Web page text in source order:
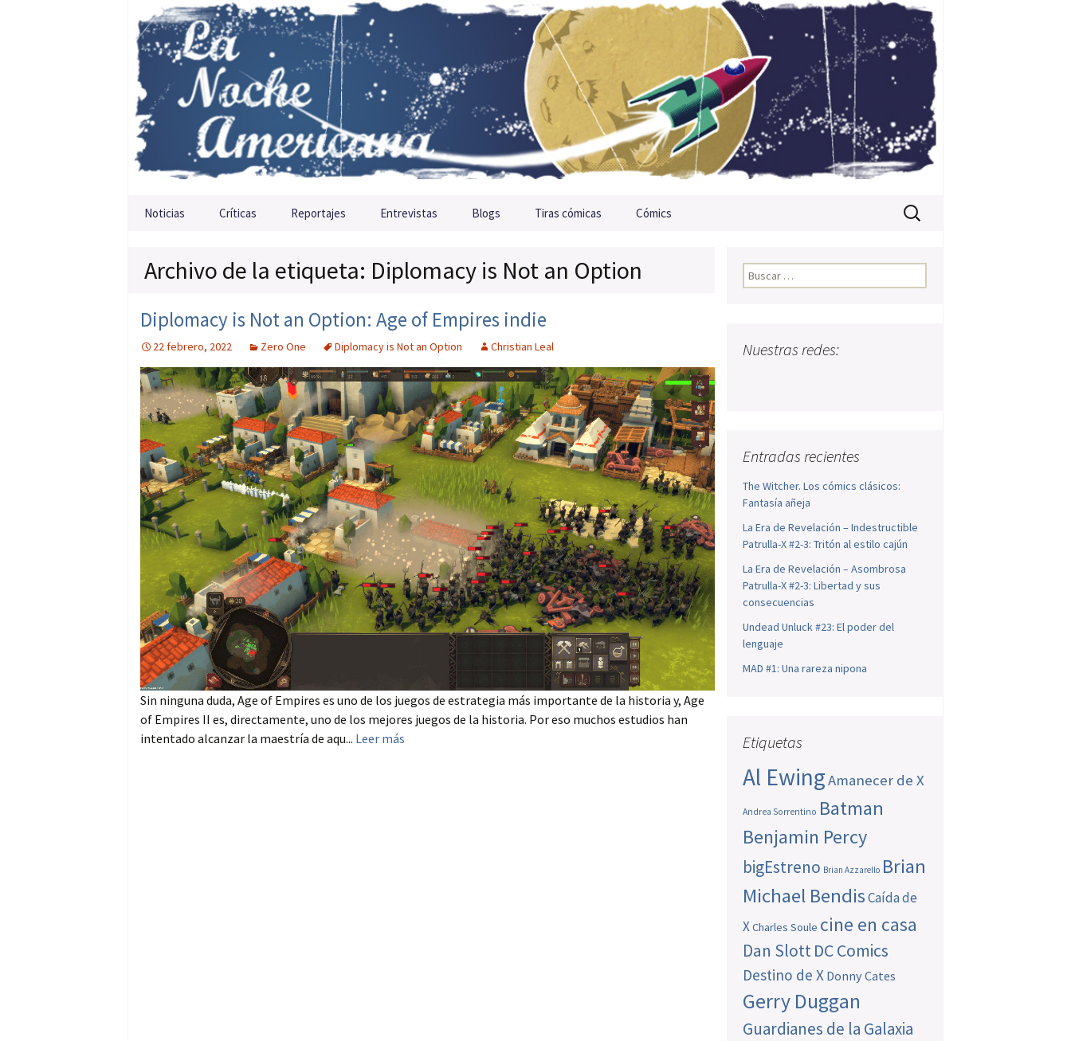
Saltar al contenido
Noticias Críticas Reportajes Entrevistas Blogs Tiras cómicas Cómics Buscar:
Archivo de la etiqueta: Diplomacy is Not an Option
Diplomacy is Not an Option: Age of Empires indie
22 febrero, 2022 Zero One Diplomacy is Not an Option Christian Leal
Sin ninguna duda, Age of Empires es uno de los juegos de estrategia más importante de la historia y, Age
of Empires II es, directamente, uno de los mejores juegos de la historia. Por eso muchos estudios han
intentado alcanzar la maestría de aqu... Leer más
Buscar:
Nuestras redes:
Entradas recientes
The Witcher. Los cómics clásicos:
Fantasía añeja
La Era de Revelación – Indestructible
Patrulla-X #2-3: Tritón al estilo cajún
La Era de Revelación – Asombrosa
Patrulla-X #2-3: Libertad y sus
consecuencias
Undead Unluck #23: El poder del
lenguaje
MAD #1: Una rareza nipona
Etiquetas
Al EwingAmanecer de X
Andrea Sorrentino Batman
Benjamin Percy
bigEstreno Brian Azzarello Brian
Michael BendisCaída de
XCharles Soule cine en casa
Dan SlottDC Comics
Destino de X Donny Cates
Gerry Duggan
Guardianes de la Galaxia